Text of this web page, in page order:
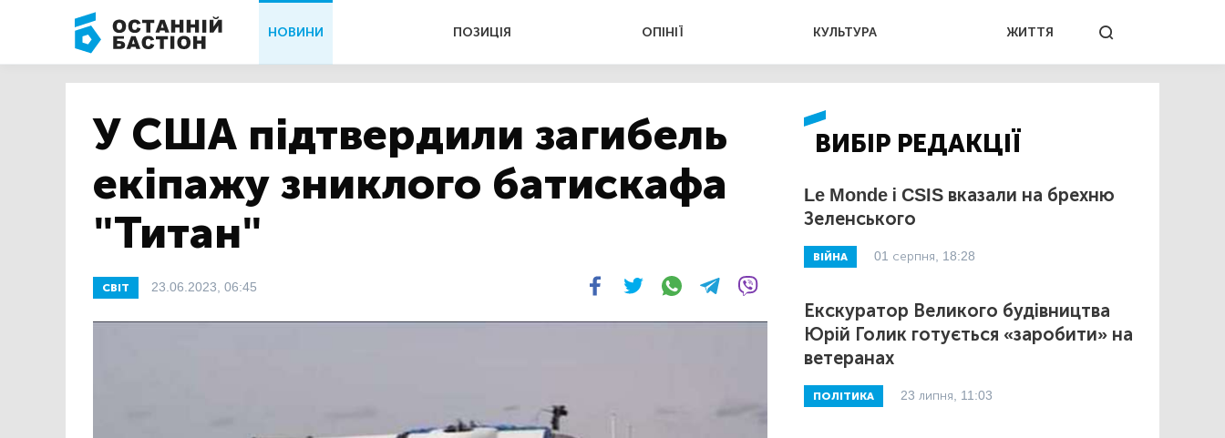
НОВИНИ ПОЗИЦІЯ ОПІНІЇ КУЛЬТУРА ЖИТТЯ
У США підтвердили загибель
екіпажу зниклого батискафа
"Титан"
СВІТ 23.06.2023, 06:45
ВИБІР РЕДАКЦІЇ
Le Monde і CSIS вказали на брехню
Зеленського
ВІЙНА 01 серпня, 18:28
Екскуратор Великого будівництва
Юрій Голик готується «заробити» на
ветеранах
ПОЛІТИКА 23 липня, 11:03